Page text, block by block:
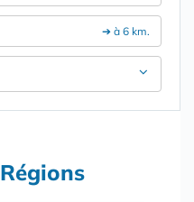
➔ à 6 km.
Régions